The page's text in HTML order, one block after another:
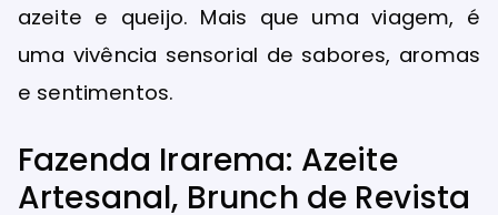
azeite e queijo. Mais que uma viagem, é
uma vivência sensorial de sabores, aromas
e sentimentos.
Fazenda Irarema: Azeite
Artesanal, Brunch de Revista